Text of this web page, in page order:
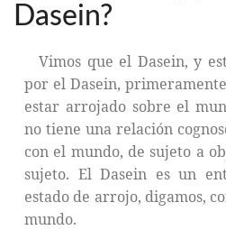
Dasein?
Vimos que el Dasein, y
por el Dasein,
estar arrojado sobre el
no tiene una relación
con el mundo, de sujeto a
sujeto. El Dasein es un
estado de arrojo, digamos,
mundo.